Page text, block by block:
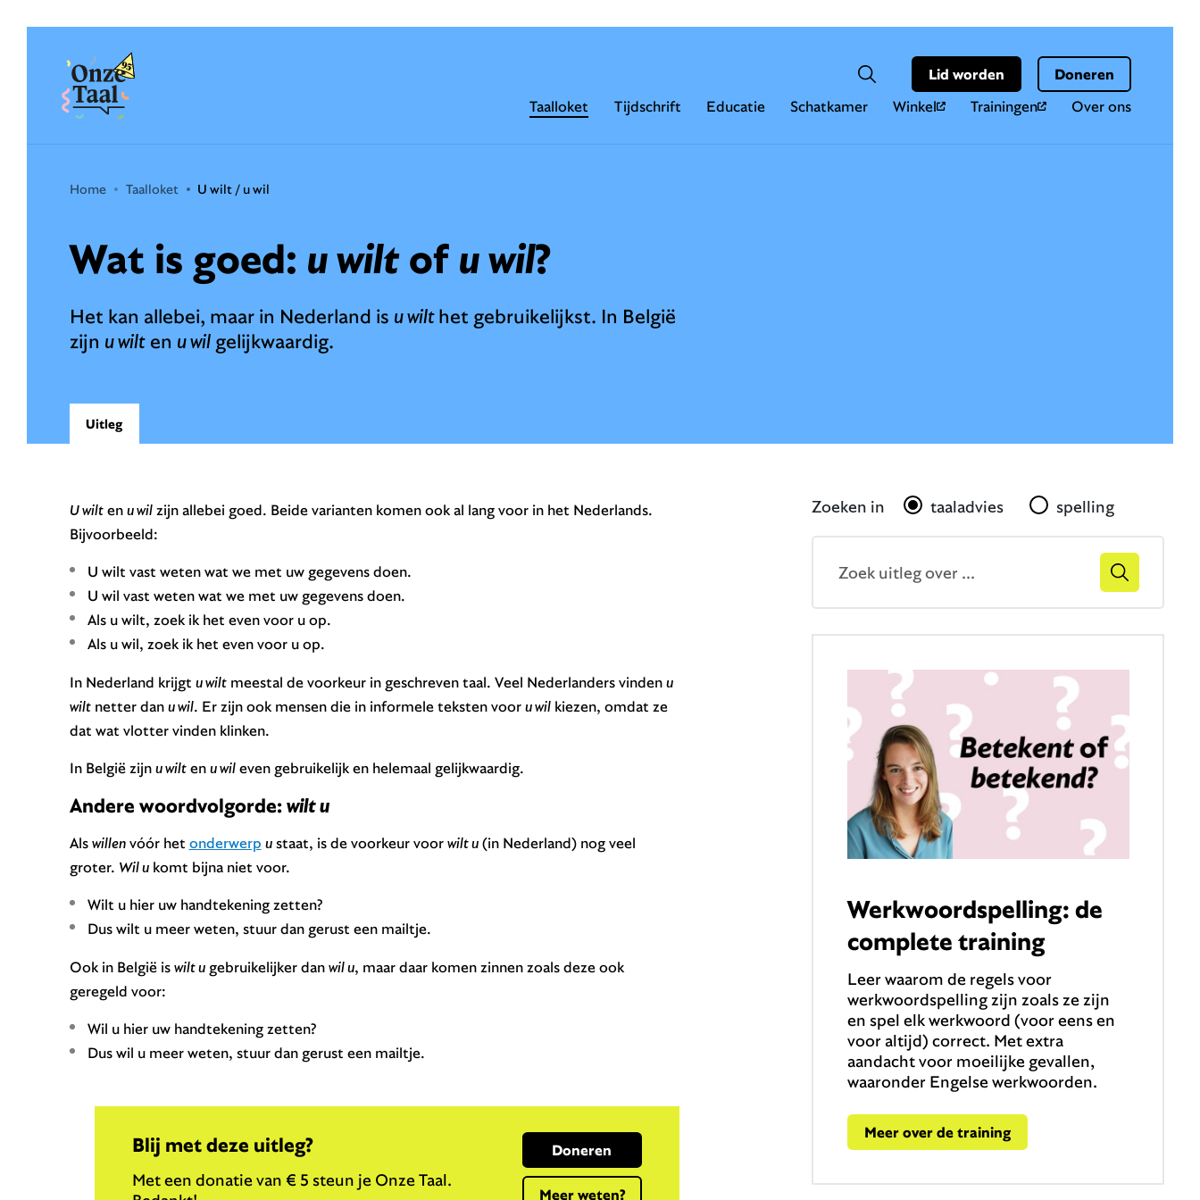
Onze Taal
Taalloket Tijdschrift Educatie Schatkamer Winkel Trainingen Over ons
Zoeken
ZoekveldLid worden Doneren
Home Taalloket U wilt / u wil
Wat is goed: u wiltof u wil?
Het kan allebei, maar in Nederland is u wilthet gebruikelijkst. In België
zijn u wilten u wilgelijkwaardig.
Uitleg
U wiltenu wilzijn allebei goed. Beide varianten komen ook al lang voor in het Nederlands.
Bijvoorbeeld:
U wilt vast weten wat we met uw gegevens doen.
U wil vast weten wat we met uw gegevens doen.
Als u wilt, zoek ik het even voor u op.
Als u wil, zoek ik het even voor u op.
In Nederland krijgt u wiltmeestal de voorkeur in geschreven taal. Veel Nederlanders vindenu
wiltnetter danu wil. Er zijn ook mensen die in informele teksten vooru wilkiezen, omdat ze
dat wat vlotter vinden klinken.
In België zijnu wiltenu wileven gebruikelijk en helemaal gelijkwaardig.
Andere woordvolgorde:wilt u
Alswillenvóór het onderwerp ustaat, is de voorkeur voorwilt u(in Nederland) nog veel
groter. Wil ukomt bijna niet voor.
Wilt u hier uw handtekening zetten?
Dus wilt u meer weten, stuur dan gerust een mailtje.
Ook in België iswilt ugebruikelijker danwil u, maar daar komen zinnen zoals deze ook
geregeld voor:
Wil u hier uw handtekening zetten?
Dus wil u meer weten, stuur dan gerust een mailtje.
Blij met deze uitleg?
Met een donatie van € 5 steun je Onze Taal.
Doneren
Meer weten?
Gerelateerd
Zoeken in taaladvies spelling
Zoekveld
Zoek
Werkwoordspelling: de
complete training
Leer waarom de regels voor
werkwoordspelling zijn zoals ze zijn
en spel elk werkwoord (voor eens en
voor altijd) correct. Met extra
aandacht voor moeilijke gevallen,
waaronder Engelse werkwoorden.
Meer over de training